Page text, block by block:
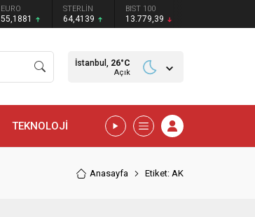
EURO
55,1881
STERLİN
64,4139
BIST 100
13.779,39
İstanbul, 26°C
Açık
TEKNOLOJİ
Anasayfa Etiket: AK